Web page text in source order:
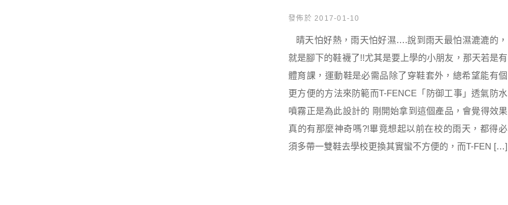
發佈於 2017-01-10
晴天怕好熱，雨天怕好濕….說到雨天最怕濕漉漉的，
就是腳下的鞋襪了!!尤其是要上學的小朋友，那天若是有
體育課，運動鞋是必需品除了穿鞋套外，總希望能有個
更方便的方法來防範而T-FENCE「防御工事」透氣防水
噴霧正是為此設計的 剛開始拿到這個產品，會覺得效果
真的有那麼神奇嗎?!畢竟想起以前在校的雨天，都得必
須多帶一雙鞋去學校更換其實蠻不方便的，而T-FEN […]